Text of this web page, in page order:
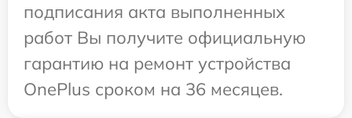
подписания акта выполненных
работ Вы получите официальную
гарантию на ремонт устройства
OnePlus сроком на 36 месяцев.